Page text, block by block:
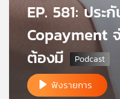
แผนที่
เครือ
EP. 581: ประ
Copayment
ต้องมี
ฟังรายการ